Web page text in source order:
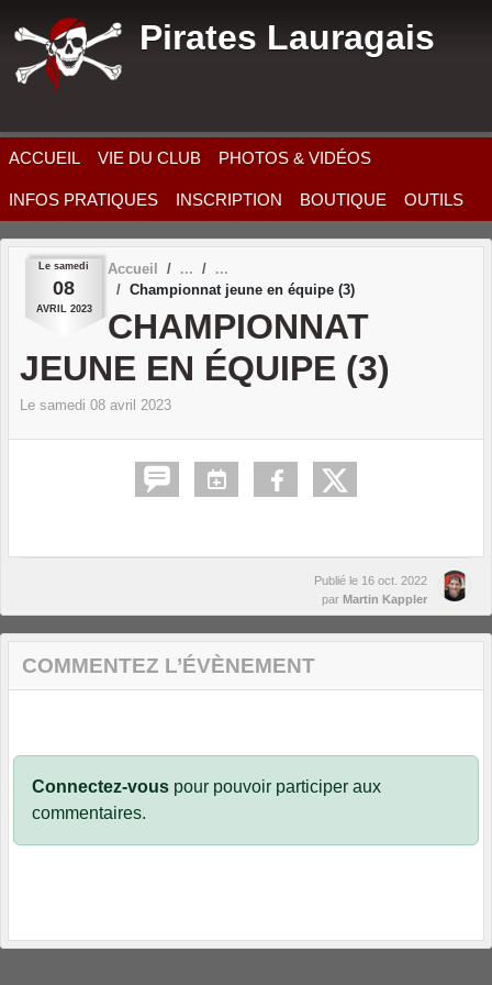
Pirates Lauragais
ACCUEIL VIE DU CLUB PHOTOS & VIDÉOS
INFOS PRATIQUES INSCRIPTION BOUTIQUE OUTILS
Le samedi
08
AVRIL 2023
Accueil
Championnat jeune en équipe (3)
CHAMPIONNAT
JEUNE EN ÉQUIPE (3)
Le samedi 08 avril 2023
Publié le 16 oct. 2022
par Martin Kappler
COMMENTEZ L’ÉVÈNEMENT
Connectez-vous pour pouvoir participer aux
commentaires.